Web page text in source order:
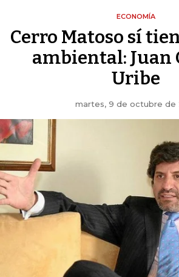
ECONOMÍA
Cerro Matoso sí
ambiental: Juan
Uribe
martes, 9 de octubre de